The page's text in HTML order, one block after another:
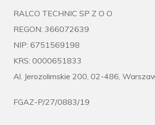
RALCO TECHNIC SP Z O O
REGON: 366072639
NIP: 6751569198
KRS: 0000651833
Al. Jerozolimskie 200, 02-486,
FGAZ-P/27/0883/19